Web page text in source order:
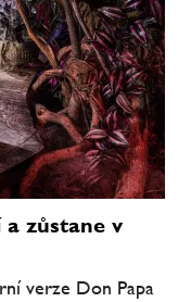
a zůstane v
verze Don Papa